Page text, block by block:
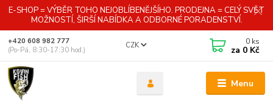
E-SHOP = VÝBĚR TOHO NEJOBLÍBENĚJŠÍHO. PRODEJNA = CELÝ SVĚT
MOŽNOSTÍ, ŠIRŠÍ NABÍDKA A ODBORNÉ PORADENSTVÍ.
Menu
CZK
+420 608 982 777
(Po-Pá, 8:30-17:30 hod.)
0 ks
za 0 Kč